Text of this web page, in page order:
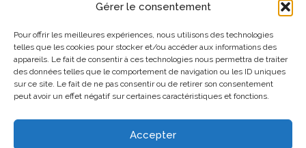
Gérer le consentement
Pour offrir les meilleures expériences, nous utilisons des technologies
telles que les cookies pour stocker et/ou accéder aux informations des
appareils. Le fait de consentir à ces technologies nous permettra de traiter
des données telles que le comportement de navigation ou les ID uniques
sur ce site. Le fait de ne pas consentir ou de retirer son consentement
peut avoir un effet négatif sur certaines caractéristiques et fonctions.
Accepter